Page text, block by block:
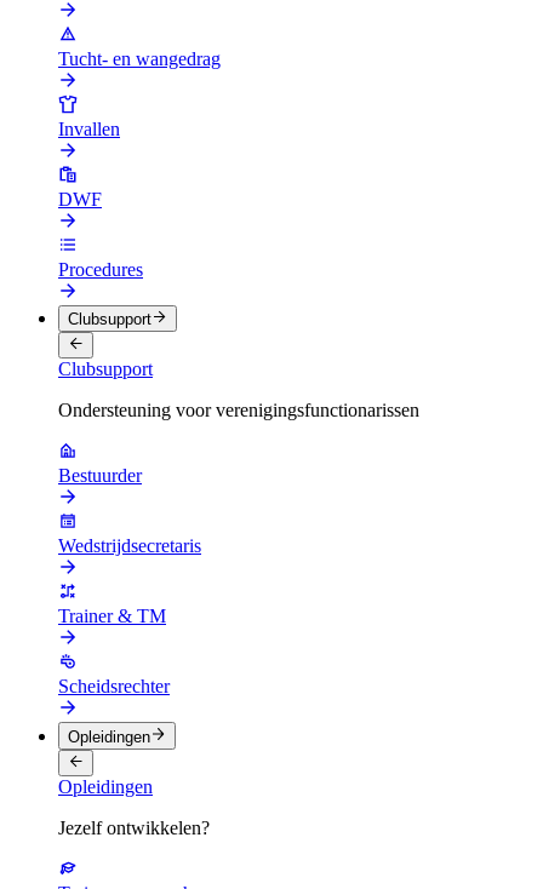
Tucht- en wangedrag
Invallen
DWF
Procedures
Clubsupport
Clubsupport
Ondersteuning voor verenigingsfunctionarissen
Bestuurder
Wedstrijdsecretaris
Trainer & TM
Scheidsrechter
Opleidingen
Opleidingen
Jezelf ontwikkelen?